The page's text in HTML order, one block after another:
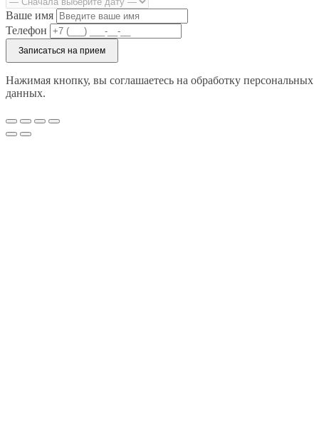
Ваше имя
Телефон
Записаться на прием
Нажимая кнопку, вы соглашаетесь на обработку персональных
данных.